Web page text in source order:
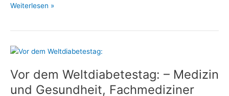
Weltdiabetestag:
Fußsyndrom
Weiterlesen »
Vor dem Weltdiabetestag: – Medizin
und Gesundheit, Fachmediziner